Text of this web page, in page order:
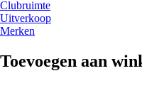
Clubruimte
Uitverkoop
Merken
Toevoegen aan